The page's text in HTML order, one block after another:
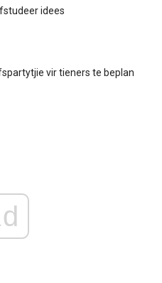
idees
vir tieners te beplan